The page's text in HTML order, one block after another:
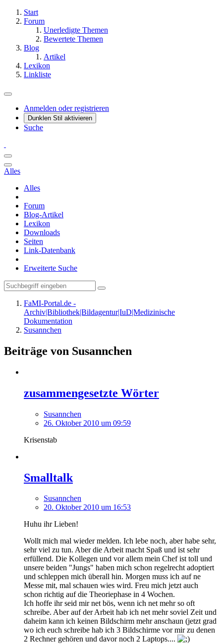
Start
Forum
Unerledigte Themen
Bewertete Themen
Blog
Artikel
Lexikon
Linkliste
Anmelden oder registrieren
Dunklen Stil aktivieren
Suche
Alles
Alles
Forum
Blog-Artikel
Lexikon
Downloads
Seiten
Link-Datenbank
Erweiterte Suche
FaMI-Portal.de -
Archiv|Bibliothek|Bildagentur|IuD|Medizinische
Dokumentation
Susannchen
Beiträge von Susannchen
zusammengesetzte Wörter
Susannchen
26. Oktober 2010 um 09:59
Krisenstab
Smalltalk
Susannchen
20. Oktober 2010 um 16:53
Huhu ihr Lieben!
Wollt mich mal wieder melden. Ich lebe noch, aber habe sehr,
sehr viel zu tun. Aber die Arbeit macht Spaß und ist sehr
erfüllend. Die Kollegen und vor allem mein Chef ist toll und
unsere beiden "Jungs" haben mich schon regelrecht adoptiert
und schleppen mich überall hin. Morgen muss ich auf ne
Messe mit, mal schauen wies wird. Freu mich jetzt auch
schon richtig auf die Theoriephase in 4 Wochen.
Ich hoffe ihr seid mir net bös, wenn ich net mehr so oft
schreibe. Aber auf der Arbeit hab ich net mehr soviel Zeit und
daheim kann ich keinen Bildschirm mehr anschaun (jetzt grad
wo ich euch schreibe hab ich 3 Bildschirme vor mir zu denen
2 Rechner gehören und davor noch 2 Laptops....